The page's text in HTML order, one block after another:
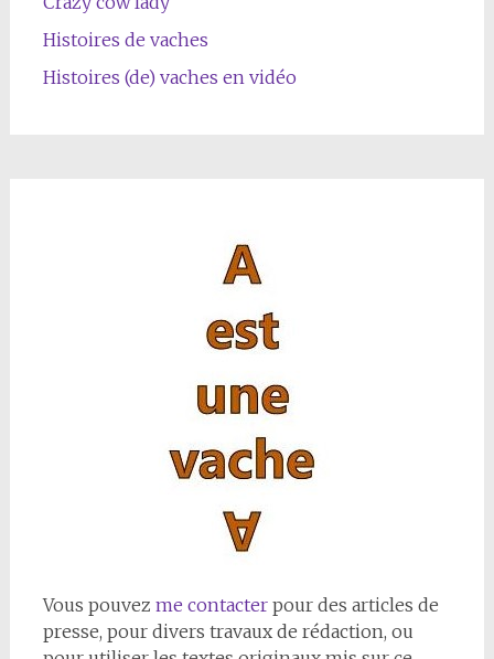
Histoires de vaches
Histoires (de) vaches en vidéo
Vous pouvez me contacterpour des articles de
presse, pour divers travaux de rédaction, ou